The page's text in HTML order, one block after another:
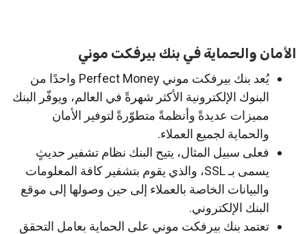
الأمان والحماية في بنك بيرفكت موني
يُعد بنك بيرفكت موني Perfect Money واحدًا من
البنوك الإلكترونية الأكثر شهرةً في العالم، ويوفّر البنك
مميزات عديدةً وأنظمةً متطوّرةً لتوفير الأمان
والحماية لجميع العملاء.
فعلى سبيل المثال، يتيح البنك نظام تشفير حديثٍ
يسمى بـ SSL، والذي يقوم بتشفير كافة المعلومات
والبيانات الخاصة بالعملاء إلى حين وصولها إلى موقع
البنك الإلكتروني.
تعتمد بنك بيرفكت موني على الحماية بعامل التحقق